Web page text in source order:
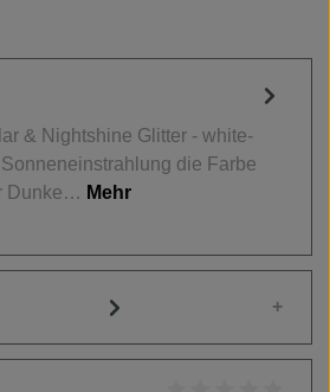
& Nightshine Glitter - white-
die Farbe
Dunke… Mehr